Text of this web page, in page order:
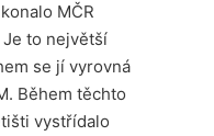
MČR
to největší
se jí vyrovná
Během těchto
vystřídalo